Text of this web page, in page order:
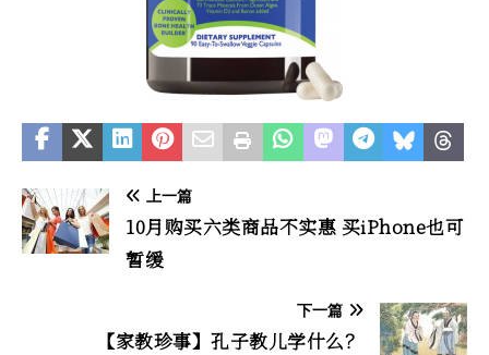
上一篇
10月购买六类商品不实惠 买iPhone也可
暂缓
下一篇
【家教珍事】孔子教儿学什么？